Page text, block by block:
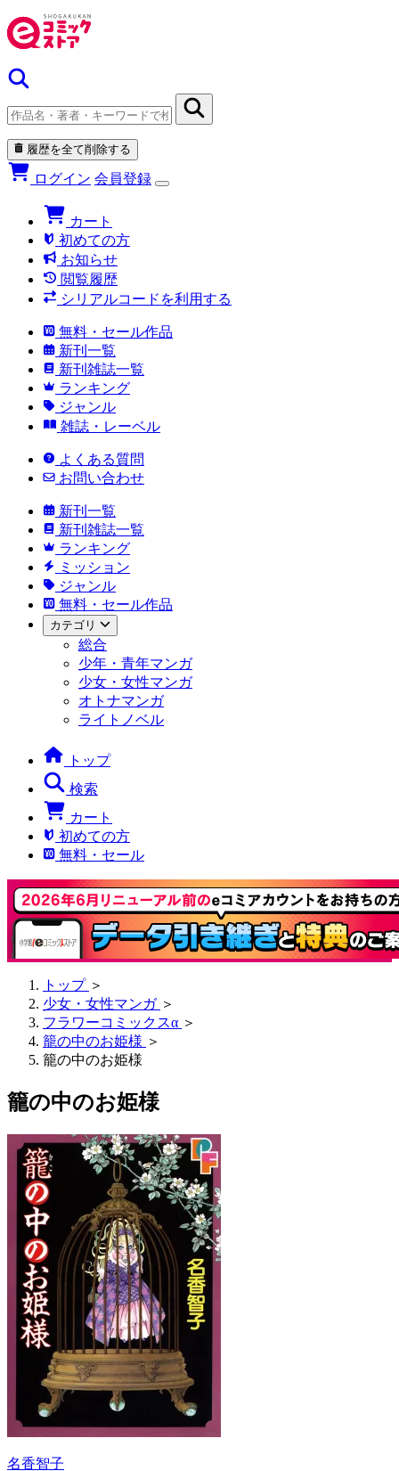
履歴を全て削除する
ログイン 会員登録
カート
初めての方
お知らせ
閲覧履歴
シリアルコードを利用する
無料・セール作品
新刊一覧
新刊雑誌一覧
ランキング
ジャンル
雑誌・レーベル
よくある質問
お問い合わせ
新刊一覧
新刊雑誌一覧
ランキング
ミッション
ジャンル
無料・セール作品
カテゴリ
総合
少年・青年マンガ
少女・女性マンガ
オトナマンガ
ライトノベル
トップ
検索
カート
初めての方
無料・セール
トップ ＞
少女・女性マンガ ＞
フラワーコミックスα ＞
籠の中のお姫様 ＞
籠の中のお姫様
籠の中のお姫様
名香智子